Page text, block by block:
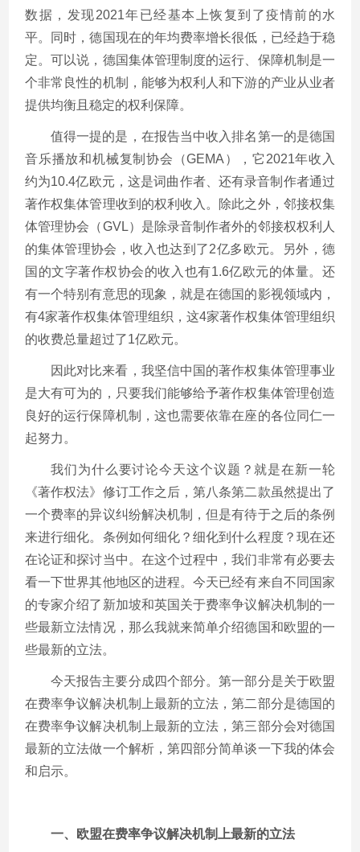
数据，发现2021年已经基本上恢复到了疫情前的水
平。同时，德国现在的年均费率增长很低，已经趋于稳
定。可以说，德国集体管理制度的运行、保障机制是一
个非常良性的机制，能够为权利人和下游的产业从业者
提供均衡且稳定的权利保障。
值得一提的是，在报告当中收入排名第一的是德国
音乐播放和机械复制协会（GEMA），它2021年收入
约为10.4亿欧元，这是词曲作者、还有录音制作者通过
著作权集体管理收到的权利收入。除此之外，邻接权集
体管理协会（GVL）是除录音制作者外的邻接权权利人
的集体管理协会，收入也达到了2亿多欧元。另外，德
国的文字著作权协会的收入也有1.6亿欧元的体量。还
有一个特别有意思的现象，就是在德国的影视领域内，
有4家著作权集体管理组织，这4家著作权集体管理组织
的收费总量超过了1亿欧元。
因此对比来看，我坚信中国的著作权集体管理事业
是大有可为的，只要我们能够给予著作权集体管理创造
良好的运行保障机制，这也需要依靠在座的各位同仁一
起努力。
我们为什么要讨论今天这个议题？就是在新一轮
《著作权法》修订工作之后，第八条第二款虽然提出了
一个费率的异议纠纷解决机制，但是有待于之后的条例
来进行细化。条例如何细化？细化到什么程度？现在还
在论证和探讨当中。在这个过程中，我们非常有必要去
看一下世界其他地区的进程。今天已经有来自不同国家
的专家介绍了新加坡和英国关于费率争议解决机制的一
些最新立法情况，那么我就来简单介绍德国和欧盟的一
些最新的立法。
今天报告主要分成四个部分。第一部分是关于欧盟
在费率争议解决机制上最新的立法，第二部分是德国的
在费率争议解决机制上最新的立法，第三部分会对德国
最新的立法做一个解析，第四部分简单谈一下我的体会
和启示。
一、欧盟在费率争议解决机制上最新的立法